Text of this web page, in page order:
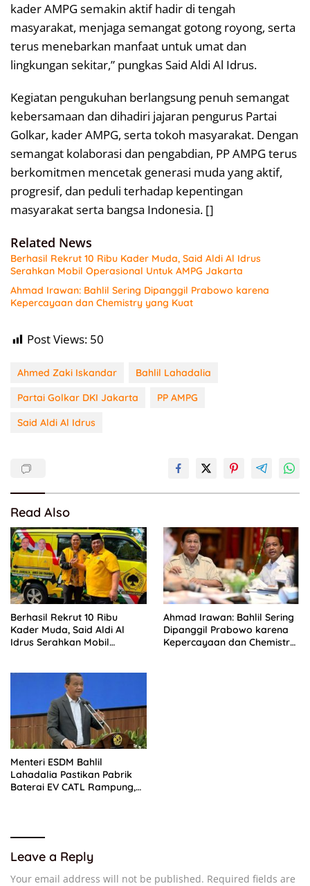
kader AMPG semakin aktif hadir di tengah
masyarakat, menjaga semangat gotong royong, serta
terus menebarkan manfaat untuk umat dan
lingkungan sekitar,” pungkas Said Aldi Al Idrus.
Kegiatan pengukuhan berlangsung penuh semangat
kebersamaan dan dihadiri jajaran pengurus Partai
Golkar, kader AMPG, serta tokoh masyarakat. Dengan
semangat kolaborasi dan pengabdian, PP AMPG terus
berkomitmen mencetak generasi muda yang aktif,
progresif, dan peduli terhadap kepentingan
masyarakat serta bangsa Indonesia. []
Related News
Berhasil Rekrut 10 Ribu Kader Muda, Said Aldi Al Idrus
Serahkan Mobil Operasional Untuk AMPG Jakarta
Ahmad Irawan: Bahlil Sering Dipanggil Prabowo karena
Kepercayaan dan Chemistry yang Kuat
Post Views: 50
Ahmed Zaki Iskandar
Bahlil Lahadalia
Partai Golkar DKI Jakarta
PP AMPG
Said Aldi Al Idrus
Read Also
Berhasil Rekrut 10 Ribu
Kader Muda, Said Aldi Al
Idrus Serahkan Mobil
Ahmad Irawan: Bahlil Sering
Dipanggil Prabowo karena
Kepercayaan dan Chemistry
Menteri ESDM Bahlil
Lahadalia Pastikan Pabrik
Baterai EV CATL Rampung,
Leave a Reply
Your email address will not be published. Required fields are